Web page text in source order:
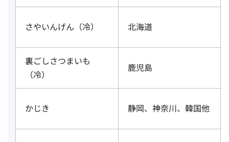
さやいんげん（冷） 北海道
裏ごしさつまいも
（冷）
鹿児島
かじき 静岡、神奈川、韓国他